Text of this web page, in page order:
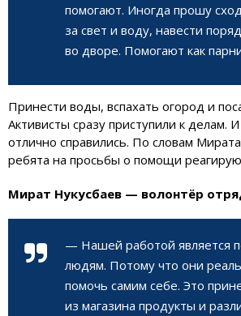
помогают. Иногда прошу
за свет и воду, навести
во дворе. Помогают как
Принести воды, вспахать огород и
Активисты сразу приступили к делам.
отлично справились. По словам
ребята на просьбы о помощи
Мират Нукусбаев — волонтёр
— Нашей работой является
людям. Потому что они
помочь самим себе. Это
из магазина продукты и